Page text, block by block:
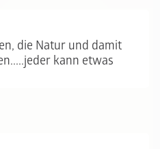
die Natur und damit
kann etwas